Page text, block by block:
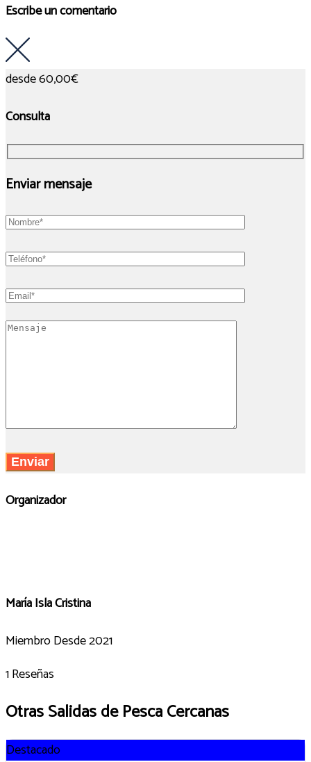
Escribe un comentario
desde60,00€
Consulta
Enviar mensaje
Organizador
María Isla Cristina
Miembro Desde 2021
1 Reseñas
Otras Salidas de Pesca Cercanas
Destacado